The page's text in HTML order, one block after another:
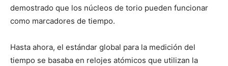
demostrado que los núcleos de torio pueden funcionar
como marcadores de tiempo.
Hasta ahora, el estándar global para la medición del
tiempo se basaba en relojes atómicos que utilizan la